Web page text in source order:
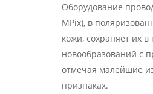
Оборудование
MPix), в
кожи, сохраняет их
новообразований с
отмечая малейшие
признаках.